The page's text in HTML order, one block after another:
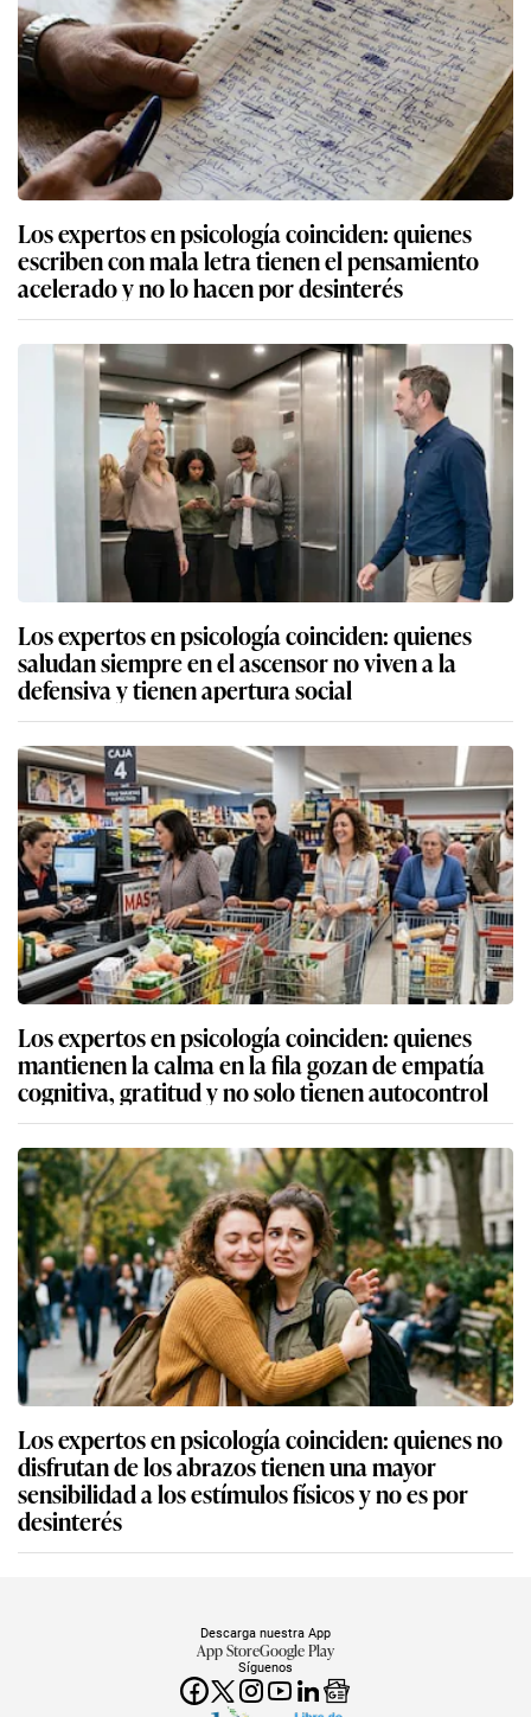
Los expertos en psicología coinciden: quienes
escriben con mala letra tienen el pensamiento
acelerado y no lo hacen por desinterés
Los expertos en psicología coinciden: quienes
saludan siempre en el ascensor no viven a la
defensiva y tienen apertura social
Los expertos en psicología coinciden: quienes
mantienen la calma en la fila gozan de empatía
cognitiva, gratitud y no solo tienen autocontrol
Los expertos en psicología coinciden: quienes no
disfrutan de los abrazos tienen una mayor
sensibilidad a los estímulos físicos y no es por
desinterés
Síguenos
Descarga nuestra App
App StoreGoogle Play